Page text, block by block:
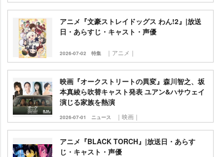
アニメ『文豪ストレイドッグス わん!2』|放送
日・あらすじ・キャスト・声優
2026-07-02 特集 ｜アニメ｜
映画『オークストリートの異変』森川智之、坂
本真綾ら吹替キャスト発表 ユアン&ハサウェイ
演じる家族を熱演
2026-07-01 ニュース ｜映画｜
アニメ『BLACK TORCH』|放送日・あらす
じ・キャスト・声優